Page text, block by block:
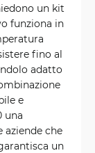
un kit
funziona in
fino al
adatto
e
una
aziende che
un